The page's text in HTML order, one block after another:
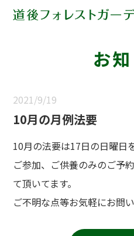
お
2021/9/19
10月の月例法要
10月の法要は17日の日曜日
ご参加、ご供養のみのご予
て頂いてます。
ご不明な点等お気軽にお問